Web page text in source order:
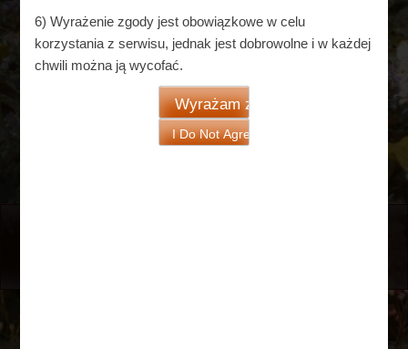
6) Wyrażenie zgody jest obowiązkowe w celu
korzystania z serwisu, jednak jest dobrowolne i w każdej
chwili można ją wycofać.